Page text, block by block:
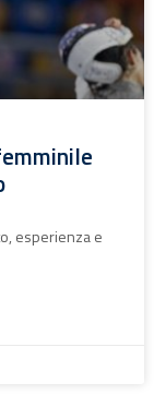
esperienza e